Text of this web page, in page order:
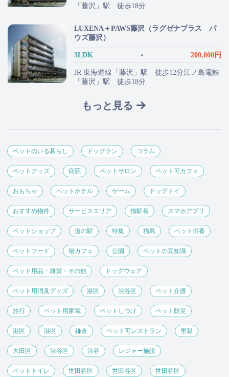
「藤沢」駅 徒歩18分
LUXENA＋PAWS藤沢（ラグゼナプラス パ
ウズ藤沢）
3LDK 200,000円
JR 東海道線「藤沢」駅 徒歩12分江ノ島電鉄
「藤沢」駅 徒歩18分
もっと見る
ペットのいる暮らし ドッグラン コラム
ペットグッズ 病院 ペットサロン ペット可カフェ
おもちゃ ペットホテル ゲーム ドッグトイ
おすすめ物件 サービスエリア 猫駅長 スマホアプリ
ペットショップ 道の駅 特集 猫島 ペット供養
ペットフード 猫カフェ 公園 ペットの豆知識
ペット用品・雑貨・その他 ドッグウェア
ペット用消臭グッズ 港区 渋谷区 ペット介護
旅行 ペット用家電 ペットしつけ ペット防災
港区 港区 鎌倉 ペット可レストラン 里親
大田区 渋谷区 渋谷 レジャー施設
ペットトイレ 世田谷区 世田谷区 世田谷区